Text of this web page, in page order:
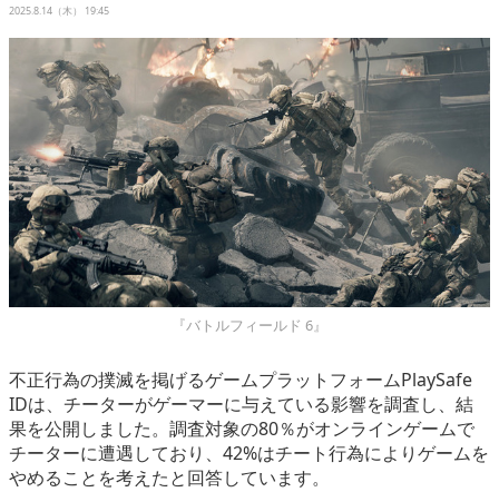
連載
イベント/セミナー
eスポーツ
2025.8.14（木） 19:45
『バトルフィールド 6』
不正行為の撲滅を掲げるゲームプラットフォームPlaySafe
IDは、チーターがゲーマーに与えている影響を調査し、結
果を公開しました。調査対象の80％がオンラインゲームで
チーターに遭遇しており、42%はチート行為によりゲームを
やめることを考えたと回答しています。